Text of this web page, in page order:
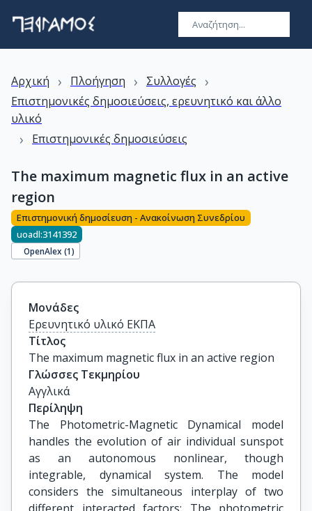
Αρχική › Πλοήγηση › Συλλογές ›
Επιστημονικές δημοσιεύσεις, ερευνητικό και άλλο
υλικό
› Επιστημονικές δημοσιεύσεις
The maximum magnetic flux in an active
region
Επιστημονική δημοσίευση - Ανακοίνωση Συνεδρίου
uoadl:3141392
OpenAlex (1)
Μονάδες
Ερευνητικό υλικό ΕΚΠΑ
Τίτλος
The maximum magnetic flux in an active region
Γλώσσες Τεκμηρίου
Αγγλικά
Περίληψη
The Photometric-Magnetic Dynamical model
handles the evolution of air individual sunspot
as an autonomous nonlinear, though
integrable, dynamical system. The model
considers the simultaneous interplay of two